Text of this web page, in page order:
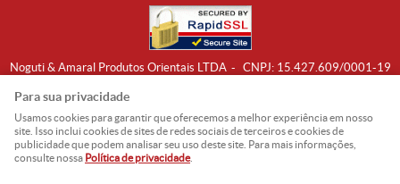
Noguti & Amaral Produtos Orientais LTDA CNPJ: 15.427.609/0001-19
Para sua privacidade
Usamos cookies para garantir que oferecemos a melhor experiência em nosso
site. Isso inclui cookies de sites de redes sociais de terceiros e cookies de
publicidade que podem analisar seu uso deste site. Para mais informações,
consulte nossa Política de privacidade.